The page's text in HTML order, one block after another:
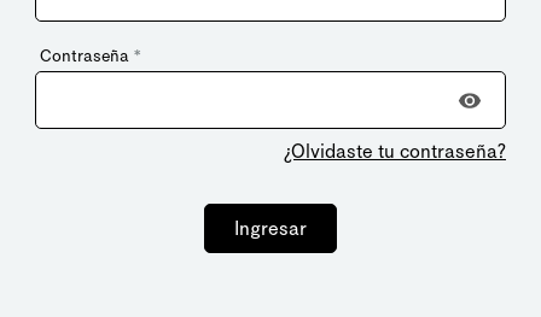
Contraseña *
¿Olvidaste tu contraseña?
Ingresar